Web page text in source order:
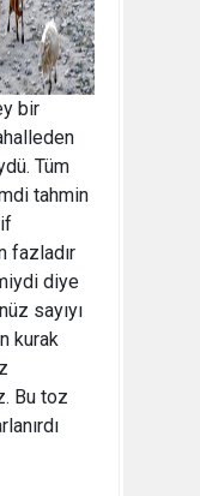
bir
Tüm
tahmin
fazladır
diye
sayıyı
kurak
Bu toz